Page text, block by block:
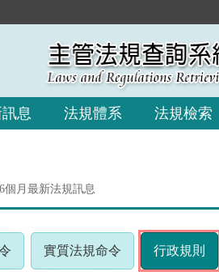
息 法規體系 法規檢索
6個月最新法規訊息
按
實質法規命令
按
行政規則
按